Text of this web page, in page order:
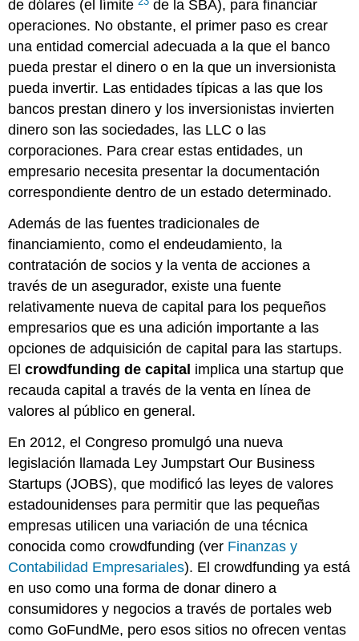
de dólares (el límite
de la SBA), para financiar
operaciones. No obstante, el primer paso es crear
una entidad comercial adecuada a la que el banco
pueda prestar el dinero o en la que un inversionista
pueda invertir. Las entidades típicas a las que los
bancos prestan dinero y los inversionistas invierten
dinero son las sociedades, las LLC o las
corporaciones. Para crear estas entidades, un
empresario necesita presentar la documentación
correspondiente dentro de un estado determinado.
Además de las fuentes tradicionales de
financiamiento, como el endeudamiento, la
contratación de socios y la venta de acciones a
través de un asegurador, existe una fuente
relativamente nueva de capital para los pequeños
empresarios que es una adición importante a las
opciones de adquisición de capital para las startups.
Elcrowdfunding de capital implica una startup que
recauda capital a través de la venta en línea de
valores al público en general.
En 2012, el Congreso promulgó una nueva
legislación llamada Ley Jumpstart Our Business
Startups (JOBS), que modificó las leyes de valores
estadounidenses para permitir que las pequeñas
empresas utilicen una variación de una técnica
conocida como crowdfunding (ver Finanzas y
Contabilidad Empresariales). El crowdfunding ya está
en uso como una forma de donar dinero a
consumidores y negocios a través de portales web
como GoFundMe, pero esos sitios no ofrecen ventas